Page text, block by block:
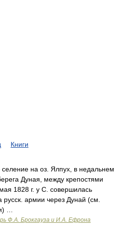
Книги
на оз. Ялпух, в недальнем
Дуная, между крепостями
1828 г. у С. совершилась
русск. армии через Дунай (см.
…
Ф.А. Брокгауза и И.А. Ефрона